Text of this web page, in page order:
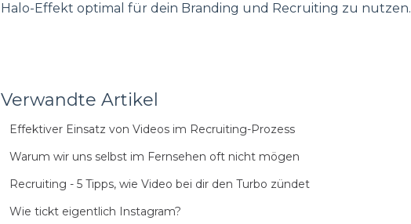
Halo-Effekt optimal für dein Branding und Recruiting zu nutzen.
Verwandte Artikel
Effektiver Einsatz von Videos im Recruiting-Prozess
Warum wir uns selbst im Fernsehen oft nicht mögen
Recruiting - 5 Tipps, wie Video bei dir den Turbo zündet
Wie tickt eigentlich Instagram?